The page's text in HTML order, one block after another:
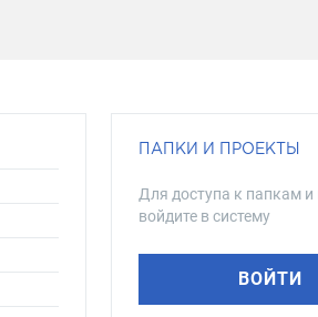
ПАПКИ И ПРОЕКТЫ
Для доступа к папкам
войдите в систему
ВОЙТИ